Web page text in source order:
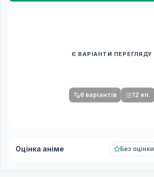
Є ВАРІАНТИ ПЕРЕГЛЯДУ
6 варіантів 12 еп.
Оцінка аніме Без оцінки